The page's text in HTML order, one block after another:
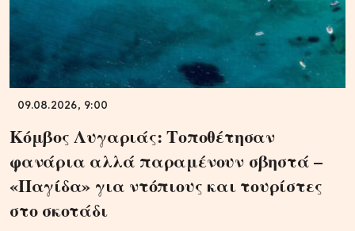
09.08.2026, 9:00
Κόμβος Λυγαριάς: Τοποθέτησαν
φανάρια αλλά παραμένουν σβηστά –
«Παγίδα» για ντόπιους και τουρίστες
στο σκοτάδι